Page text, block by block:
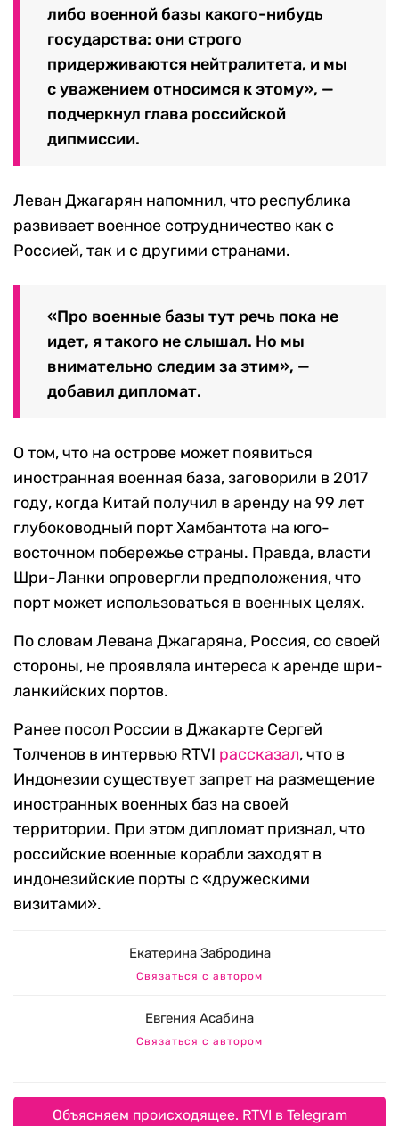
либо военной базы какого-нибудь
государства: они строго
придерживаются нейтралитета, и мы
с уважением относимся к этому», —
подчеркнул глава российской
дипмиссии.
Леван Джагарян напомнил, что республика
развивает военное сотрудничество как с
Россией, так и с другими странами.
«Про военные базы тут речь пока не
идет, я такого не слышал. Но мы
внимательно следим за этим», —
добавил дипломат.
О том, что на острове может появиться
иностранная военная база, заговорили в 2017
году, когда Китай получил в аренду на 99 лет
глубоководный порт Хамбантота на юго-
восточном побережье страны. Правда, власти
Шри-Ланки опровергли предположения, что
порт может использоваться в военных целях.
По словам Левана Джагаряна, Россия, со своей
стороны, не проявляла интереса к аренде шри-
ланкийских портов.
Ранее посол России в Джакарте Сергей
Толченов в интервью RTVI рассказал, что в
Индонезии существует запрет на размещение
иностранных военных баз на своей
территории. При этом дипломат признал, что
российские военные корабли заходят в
индонезийские порты с «дружескими
визитами».
Екатерина Забродина
Связаться с автором
Евгения Асабина
Связаться с автором
Объясняем происходящее. RTVI в Telegram